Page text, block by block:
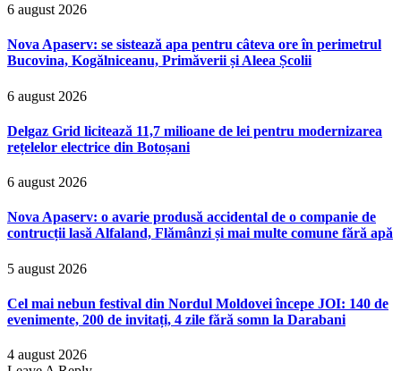
6 august 2026
Nova Apaserv: se sistează apa pentru câteva ore în perimetrul
Bucovina, Kogălniceanu, Primăverii și Aleea Școlii
6 august 2026
Delgaz Grid licitează 11,7 milioane de lei pentru modernizarea
rețelelor electrice din Botoșani
6 august 2026
Nova Apaserv: o avarie produsă accidental de o companie de
contrucții lasă Alfaland, Flămânzi și mai multe comune fără apă
5 august 2026
Cel mai nebun festival din Nordul Moldovei începe JOI: 140 de
evenimente, 200 de invitați, 4 zile fără somn la Darabani
4 august 2026